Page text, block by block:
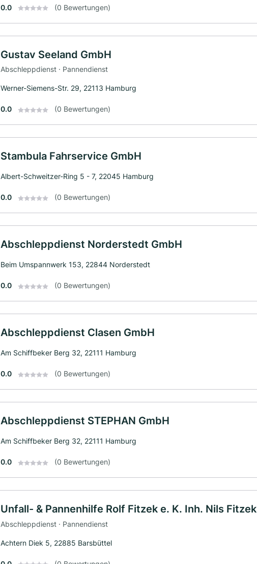
0.0 (0 Bewertungen)
Gustav Seeland GmbH
Abschleppdienst · Pannendienst
Werner-Siemens-Str. 29, 22113 Hamburg
0.0 (0 Bewertungen)
Stambula Fahrservice GmbH
Albert-Schweitzer-Ring 5 - 7, 22045 Hamburg
0.0 (0 Bewertungen)
Abschleppdienst Norderstedt GmbH
Beim Umspannwerk 153, 22844 Norderstedt
0.0 (0 Bewertungen)
Abschleppdienst Clasen GmbH
Am Schiffbeker Berg 32, 22111 Hamburg
0.0 (0 Bewertungen)
Abschleppdienst STEPHAN GmbH
Am Schiffbeker Berg 32, 22111 Hamburg
0.0 (0 Bewertungen)
Unfall- & Pannenhilfe Rolf Fitzek e. K. Inh. Nils Fitzek
Abschleppdienst · Pannendienst
Achtern Diek 5, 22885 Barsbüttel